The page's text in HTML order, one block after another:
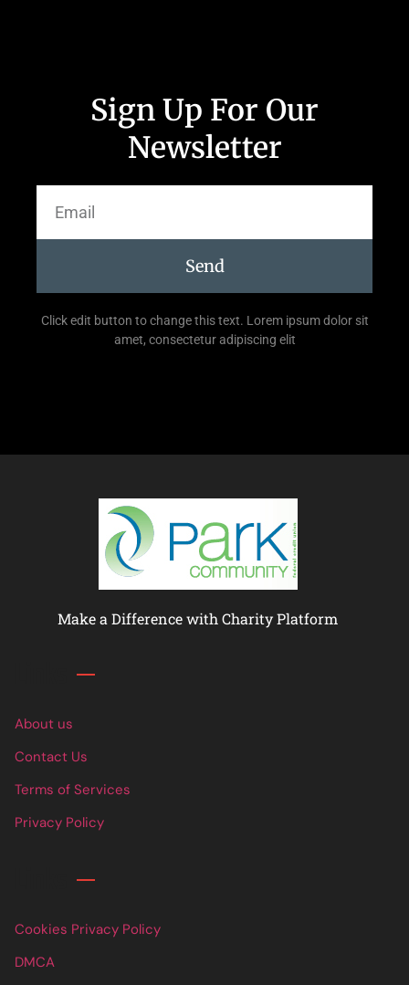
Sign Up For Our
Newsletter
Send
Click edit button to change this text. Lorem ipsum dolor sit
amet, consectetur adipiscing elit
Make a Difference with Charity Platform
About us
Contact Us
Terms of Services
Privacy Policy
Cookies Privacy Policy
DMCA